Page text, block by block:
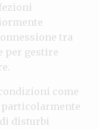
tra
per gestire
come
particolarmente
disturbi